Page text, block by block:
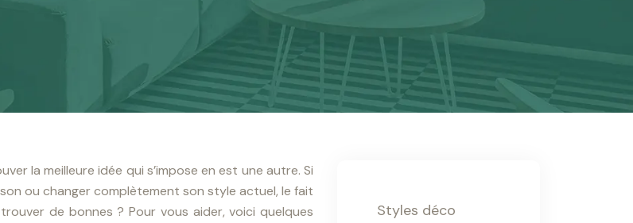
la meilleure idée qui s’impose en est une autre. Si
ou changer complètement son style actuel, le fait
de bonnes ? Pour vous aider, voici quelques
Styles déco